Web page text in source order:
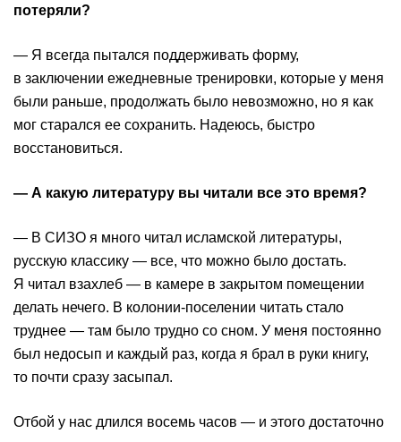
потеряли?
— Я всегда пытался поддерживать форму,
в заключении ежедневные тренировки, которые у меня
были раньше, продолжать было невозможно, но я как
мог старался ее сохранить. Надеюсь, быстро
восстановиться.
— А какую литературу вы читали все это время?
— В СИЗО я много читал исламской литературы,
русскую классику — все, что можно было достать.
Я читал взахлеб — в камере в закрытом помещении
делать нечего. В колонии-поселении читать стало
труднее — там было трудно со сном. У меня постоянно
был недосып и каждый раз, когда я брал в руки книгу,
то почти сразу засыпал.
Отбой у нас длился восемь часов — и этого достаточно